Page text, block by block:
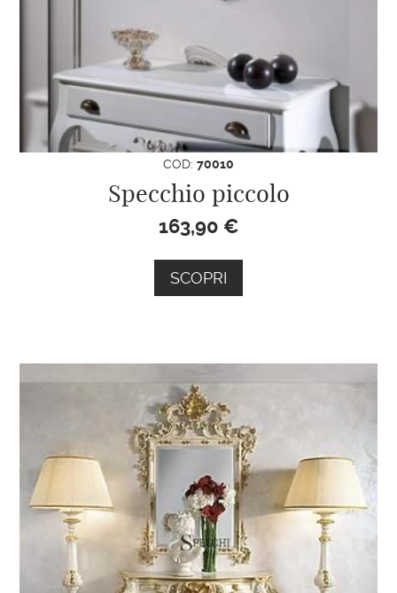
COD: 70010
Specchio piccolo
163,90 €
SCOPRI